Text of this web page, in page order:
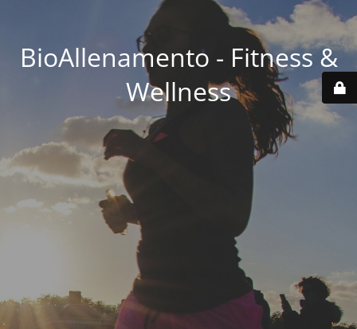
BioAllenamento - Fitness &
Wellness